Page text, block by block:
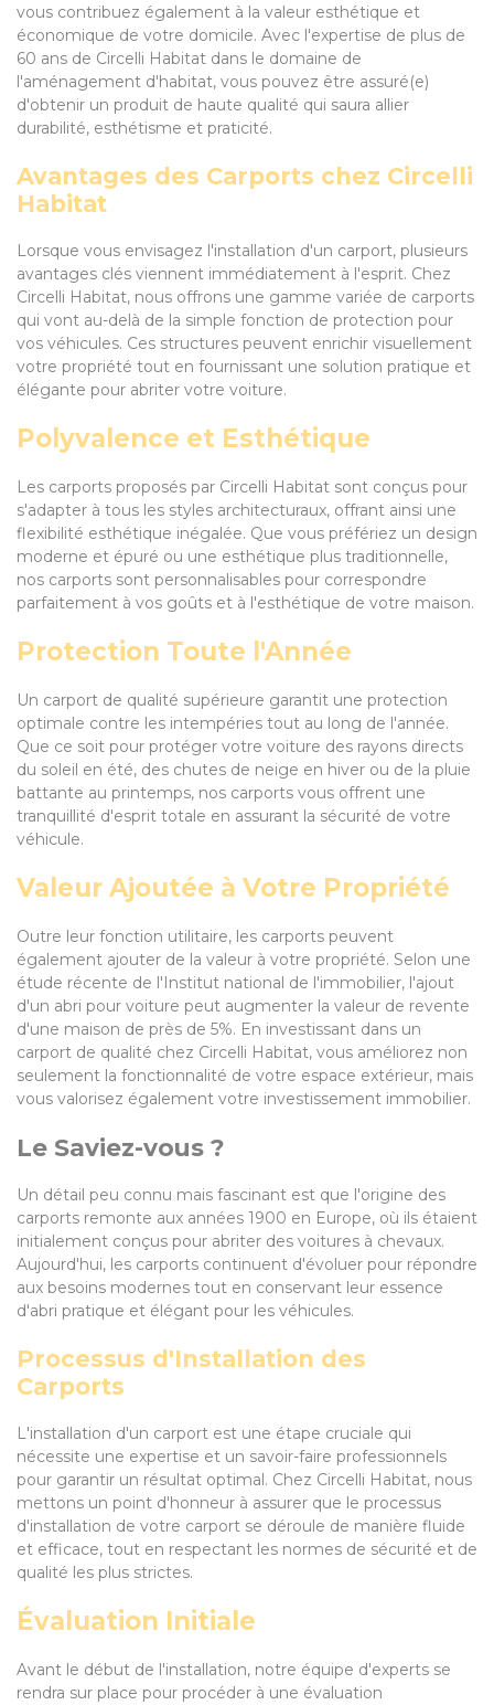
vous contribuez également à la valeur esthétique et
économique de votre domicile. Avec l'expertise de plus de
60 ans de Circelli Habitat dans le domaine de
l'aménagement d'habitat, vous pouvez être assuré(e)
d'obtenir un produit de haute qualité qui saura allier
durabilité, esthétisme et praticité.
Avantages des Carports chez Circelli
Habitat
Lorsque vous envisagez l'installation d'un carport, plusieurs
avantages clés viennent immédiatement à l'esprit. Chez
Circelli Habitat, nous offrons une gamme variée de carports
qui vont au-delà de la simple fonction de protection pour
vos véhicules. Ces structures peuvent enrichir visuellement
votre propriété tout en fournissant une solution pratique et
élégante pour abriter votre voiture.
Polyvalence et Esthétique
Les carports proposés par Circelli Habitat sont conçus pour
s'adapter à tous les styles architecturaux, offrant ainsi une
flexibilité esthétique inégalée. Que vous préfériez un design
moderne et épuré ou une esthétique plus traditionnelle,
nos carports sont personnalisables pour correspondre
parfaitement à vos goûts et à l'esthétique de votre maison.
Protection Toute l'Année
Un carport de qualité supérieure garantit une protection
optimale contre les intempéries tout au long de l'année.
Que ce soit pour protéger votre voiture des rayons directs
du soleil en été, des chutes de neige en hiver ou de la pluie
battante au printemps, nos carports vous offrent une
tranquillité d'esprit totale en assurant la sécurité de votre
véhicule.
Valeur Ajoutée à Votre Propriété
Outre leur fonction utilitaire, les carports peuvent
également ajouter de la valeur à votre propriété. Selon une
étude récente de l'Institut national de l'immobilier, l'ajout
d'un abri pour voiture peut augmenter la valeur de revente
d'une maison de près de 5%. En investissant dans un
carport de qualité chez Circelli Habitat, vous améliorez non
seulement la fonctionnalité de votre espace extérieur, mais
vous valorisez également votre investissement immobilier.
Le Saviez-vous ?
Un détail peu connu mais fascinant est que l'origine des
carports remonte aux années 1900 en Europe, où ils étaient
initialement conçus pour abriter des voitures à chevaux.
Aujourd'hui, les carports continuent d'évoluer pour répondre
aux besoins modernes tout en conservant leur essence
d'abri pratique et élégant pour les véhicules.
Processus d'Installation des
Carports
L'installation d'un carport est une étape cruciale qui
nécessite une expertise et un savoir-faire professionnels
pour garantir un résultat optimal. Chez Circelli Habitat, nous
mettons un point d'honneur à assurer que le processus
d'installation de votre carport se déroule de manière fluide
et efficace, tout en respectant les normes de sécurité et de
qualité les plus strictes.
Évaluation Initiale
Avant le début de l'installation, notre équipe d'experts se
rendra sur place pour procéder à une évaluation